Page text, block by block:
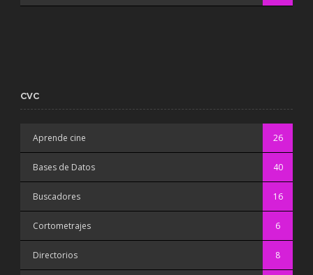
CVC
Aprende cine 26
Bases de Datos 40
Buscadores 16
Cortometrajes 6
Directorios 8